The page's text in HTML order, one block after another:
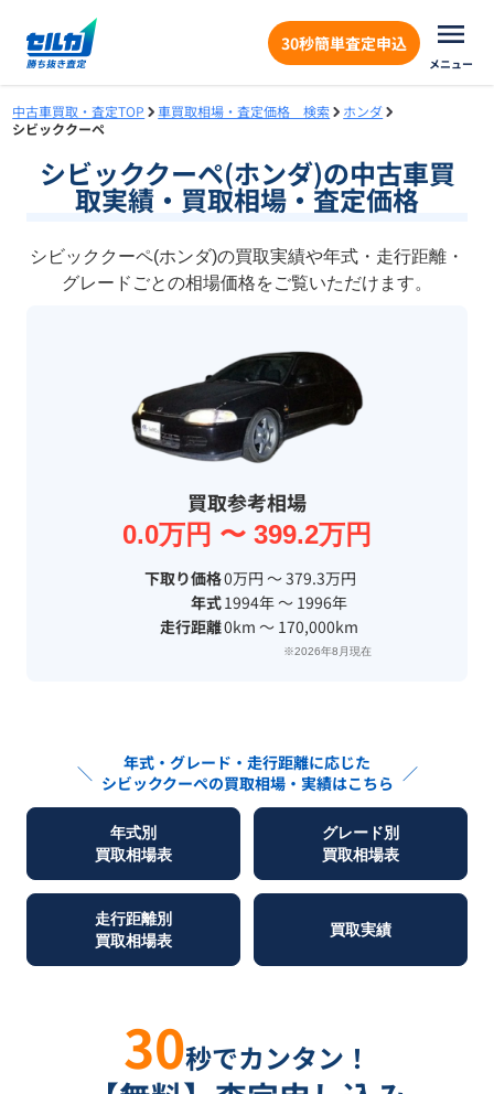
30秒簡単査定申込
メニュー
中古車買取・査定TOP 車買取相場・査定価格 検索
ホンダ
シビッククーペ
シビッククーペ(ホンダ)の中古車買
取実績・買取相場・査定価格
シビッククーペ(ホンダ)の買取実績や年式・走行距離・
グレードごとの相場価格をご覧いただけます。
買取参考相場
0.0万円 〜 399.2万円
下取り価格0万円 〜 379.3万円
年式1994年 〜 1996年
走行距離0km 〜 170,000km
※2026年8月現在
＼
年式・グレード・走行距離に応じた
シビッククーペの買取相場・実績はこちら ／
年式別
買取相場表
グレード別
買取相場表
走行距離別
買取相場表
買取実績
30秒でカンタン！